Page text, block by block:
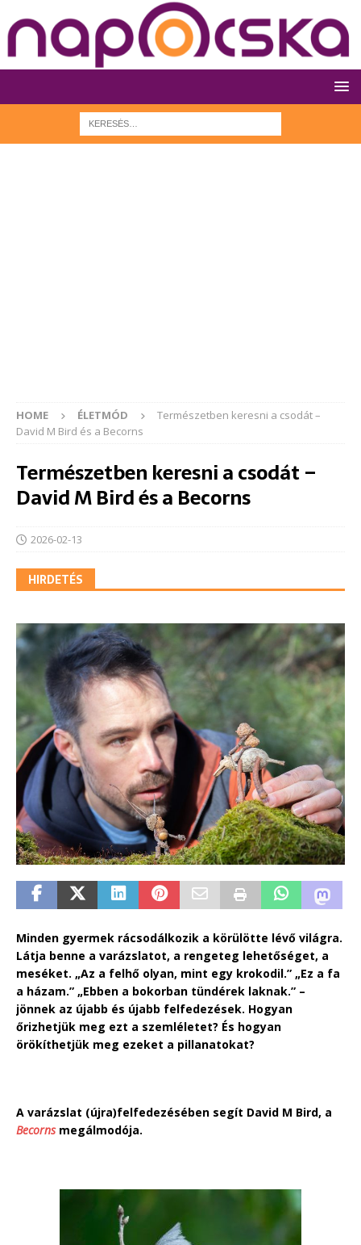
HOME ÉLETMÓD
Természetben keresni a csodát –
David M Bird és a Becorns
Természetben keresni a csodát –
David M Bird és a Becorns
2026-02-13
HIRDETÉS
Minden gyermek rácsodálkozik a körülötte lévő világra.
Látja benne a varázslatot, a rengeteg lehetőséget, a
meséket. „Az a felhő olyan, mint egy krokodil.” „Ez a fa
a házam.” „Ebben a bokorban tündérek laknak.” –
jönnek az újabb és újabb felfedezések. Hogyan
őrizhetjük meg ezt a szemléletet? És hogyan
örökíthetjük meg ezeket a pillanatokat?
A varázslat (újra)felfedezésében segít David M Bird, a
Becorns megálmodója.